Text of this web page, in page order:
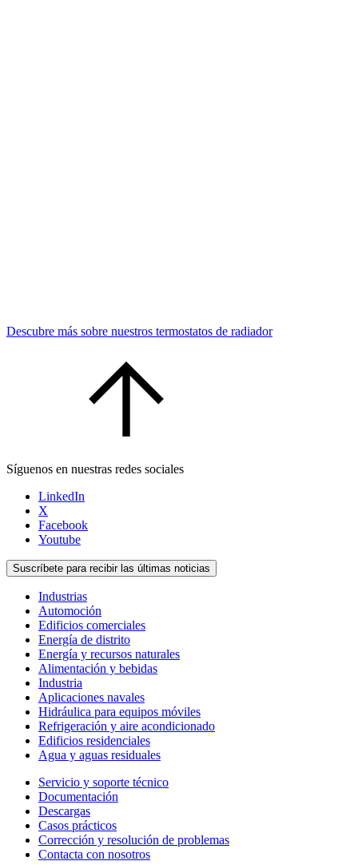
Descubre más sobre nuestros termostatos de radiador
Síguenos en nuestras redes sociales
LinkedIn
X
Facebook
Youtube
Suscríbete para recibir las últimas noticias
Industrias
Automoción
Edificios comerciales
Energía de distrito
Energía y recursos naturales
Alimentación y bebidas
Industria
Aplicaciones navales
Hidráulica para equipos móviles
Refrigeración y aire acondicionado
Edificios residenciales
Agua y aguas residuales
Servicio y soporte técnico
Documentación
Descargas
Casos prácticos
Corrección y resolución de problemas
Contacta con nosotros